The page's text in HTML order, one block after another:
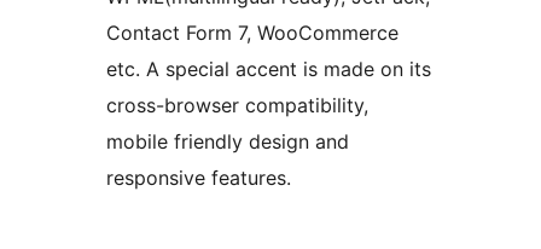
Contact Form 7, WooCommerce
etc. A special accent is made on its
cross-browser compatibility,
mobile friendly design and
responsive features.